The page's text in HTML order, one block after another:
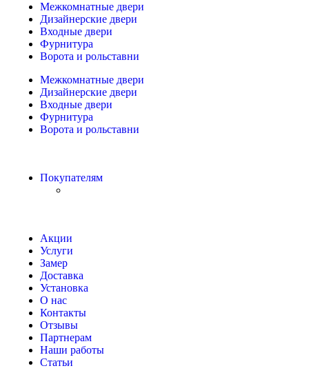
Межкомнатные двери
Дизайнерские двери
Входные двери
Фурнитура
Ворота и рольставни
Межкомнатные двери
Дизайнерские двери
Входные двери
Фурнитура
Ворота и рольставни
Покупателям
Акции
Услуги
Замер
Доставка
Установка
О нас
Контакты
Отзывы
Партнерам
Наши работы
Статьи